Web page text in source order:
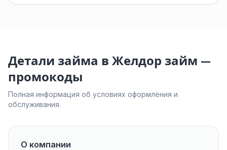
Детали займа в Желдор займ —
промокоды
Полная информация об условиях оформления и
обслуживания.
О компании